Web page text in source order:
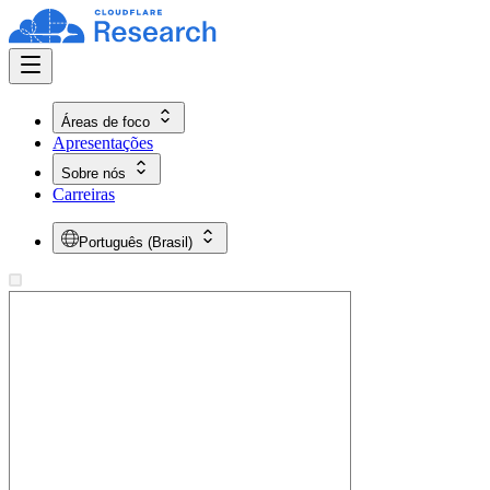
Áreas de foco
Apresentações
Sobre nós
Carreiras
Português (Brasil)